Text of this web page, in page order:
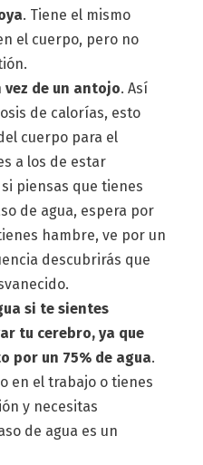
. Tiene el mismo
el cuerpo, pero no
vez de un antojo. Así
de calorías, esto
cuerpo para el
a los de estar
piensas que tienes
de agua, espera por
hambre, ve por un
descubrirás que
si te sientes
tu cerebro, ya que
por un 75% de agua.
en el trabajo o tienes
y necesitas
de agua es un